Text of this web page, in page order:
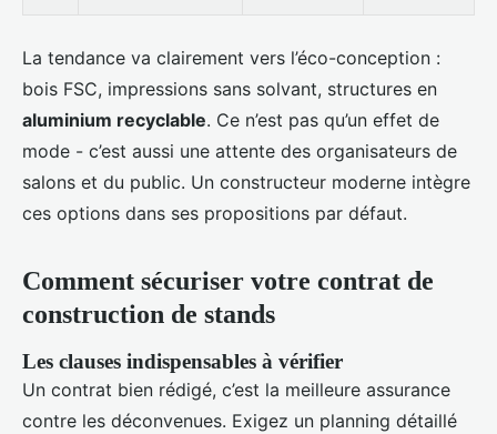
La tendance va clairement vers l’éco-conception :
bois FSC, impressions sans solvant, structures en
aluminium recyclable. Ce n’est pas qu’un effet de
mode - c’est aussi une attente des organisateurs de
salons et du public. Un constructeur moderne intègre
ces options dans ses propositions par défaut.
Comment sécuriser votre contrat de
construction de stands
Les clauses indispensables à vérifier
Un contrat bien rédigé, c’est la meilleure assurance
contre les déconvenues. Exigez un planning détaillé